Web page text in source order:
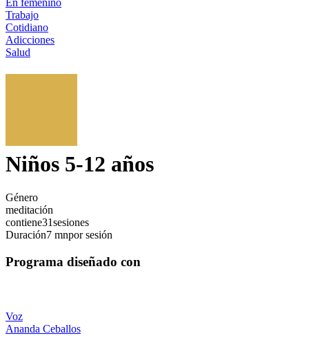
En femenino
Trabajo
Cotidiano
Adicciones
Salud
Niños 5-12 años
Género
meditación
contiene31sesiones
Duración7 mnpor sesión
Programa diseñado con
Voz
Ananda Ceballos